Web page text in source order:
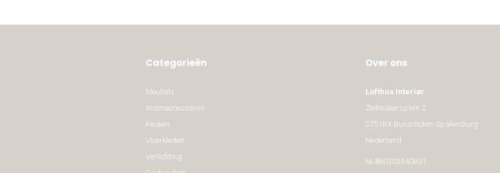
Categorieën
Meubels
Woonaccessoires
Keuken
Vloerkleden
Verlichting
Over ons
Lofthus Interiør
Zeilmakersplein 2
3751BX Bunschoten-Spakenburg
Nederland
NL860303640B01